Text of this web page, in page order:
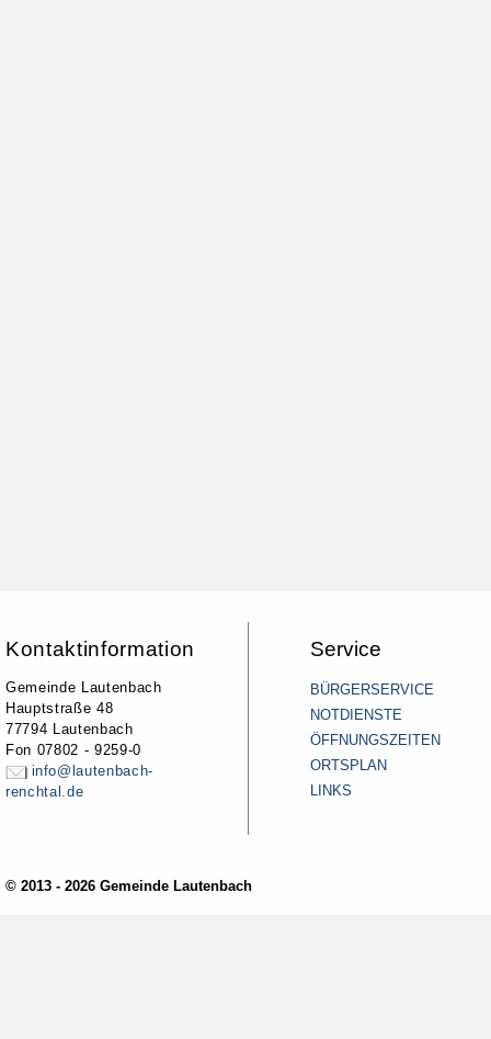
Kontaktinformation
Gemeinde Lautenbach
Hauptstraße 48
77794 Lautenbach
Fon 07802 - 9259-0
info@lautenbach-
renchtal.de
Service
BÜRGERSERVICE
NOTDIENSTE
ÖFFNUNGSZEITEN
ORTSPLAN
LINKS
© 2013 - 2026 Gemeinde Lautenbach